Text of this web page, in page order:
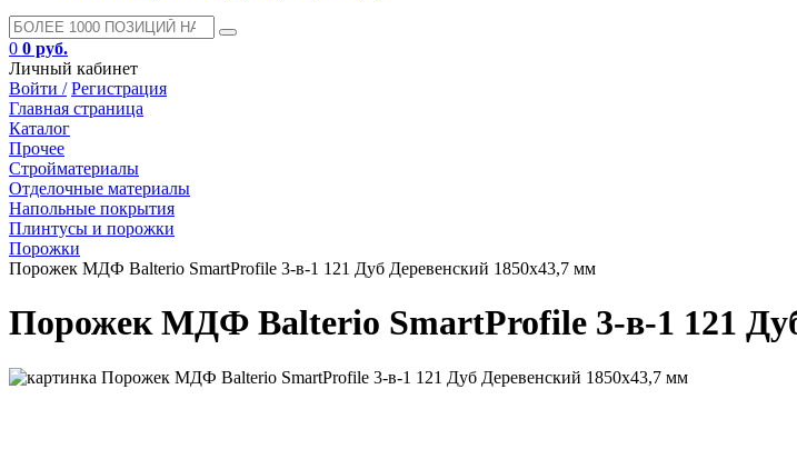
0 0 руб.
Личный кабинет
Войти / Регистрация
Главная страница
Каталог
Прочее
Стройматериалы
Отделочные материалы
Напольные покрытия
Плинтусы и порожки
Порожки
Порожек МДФ Balterio SmartProfile 3-в-1 121 Дуб Деревенский 1850x43,7 мм
Порожек МДФ Balterio SmartProfile 3-в-1 121